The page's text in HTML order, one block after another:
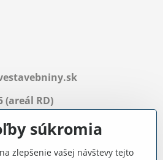
(areál RD)
a 12:15 - 15:30
súkromia
zlepšenie vašej návštevy tejto